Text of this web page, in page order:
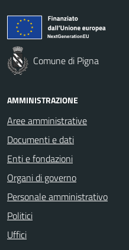
Comune di Pigna
AMMINISTRAZIONE
Aree amministrative
Documenti e dati
Enti e fondazioni
Organi di governo
Personale amministrativo
Politici
Uffici